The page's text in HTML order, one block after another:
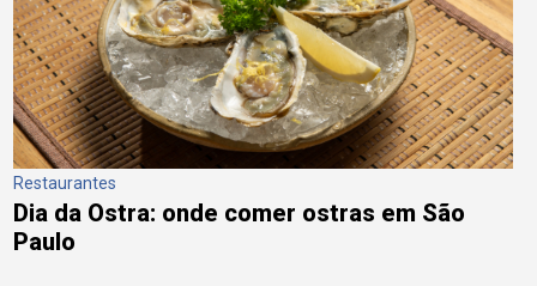
Restaurantes
Dia da Ostra: onde comer ostras em São
Paulo